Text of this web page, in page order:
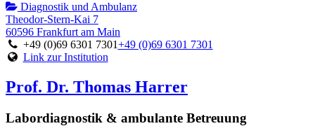
Diagnostik und Ambulanz
Theodor-Stern-Kai 7
60596 Frankfurt am Main
+49 (0)69 6301 7301+49 (0)69 6301 7301
Link zur Institution
Prof. Dr. Thomas Harrer
Labordiagnostik & ambulante Betreuung